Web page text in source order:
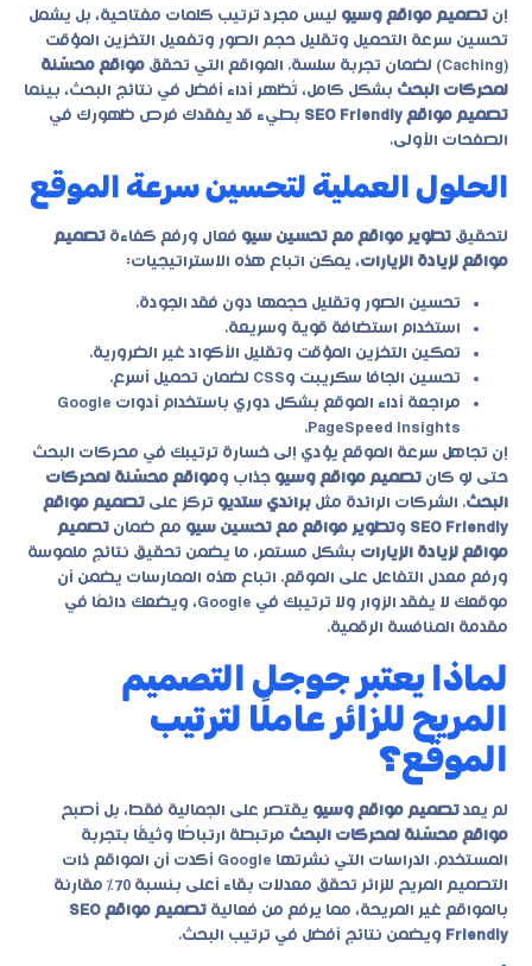
إن تصميم مواقع وسيو ليس مجرد ترتيب كلمات مفتاحية، بل يشمل
تحسين سرعة التحميل وتقليل حجم الصور وتفعيل التخزين المؤقت
(Caching) لضمان تجربة سلسة. المواقع التي تحقق
مواقع محسّنة
لمحركات البحث بشكل كامل، تُظهر أداء أفضل في نتائج البحث، بينما
تصميم مواقع SEO Friendly
بطيء قد يفقدك فرص ظهورك في
الصفحات الأولى.
الحلول العملية لتحسين سرعة الموقع
لتحقيق تطوير مواقع مع تحسين سيو فعال ورفع كفاءة تصميم
مواقع لزيادة الزيارات، يمكن اتباع هذه الاستراتيجيات:
تحسين الصور وتقليل حجمها دون فقد الجودة.
استخدام استضافة قوية وسريعة.
تمكين التخزين المؤقت وتقليل الأكواد غير الضرورية.
تحسين الجافا سكريبت وCSS لضمان تحميل أسرع.
مراجعة أداء الموقع بشكل دوري باستخدام أدوات Google
PageSpeed Insights.
إن تجاهل سرعة الموقع يؤدي إلى خسارة ترتيبك في محركات البحث
حتى لو كان تصميم مواقع وسيو جذاب ومواقع محسّنة لمحركات
البحث. الشركات الرائدة مثل براندي ستديو تركز على تصميم مواقع
SEO Friendly وتطوير مواقع مع تحسين سيو مع ضمان تصميم
مواقع لزيادة الزيارات بشكل مستمر، ما يضمن تحقيق نتائج ملموسة
ورفع معدل التفاعل على الموقع. اتباع هذه الممارسات يضمن أن
موقعك لا يفقد الزوار ولا ترتيبك في Google، ويضعك دائمًا في
مقدمة المنافسة الرقمية.
لماذا يعتبر جوجل التصميم
المريح للزائر عاملًا لترتيب
الموقع؟
لم يعد تصميم مواقع وسيو يقتصر على الجمالية فقط، بل أصبح
مواقع محسّنة لمحركات البحث مرتبطة ارتباطًا وثيقًا بتجربة
المستخدم. الدراسات التي نشرتها Google أكدت أن المواقع ذات
التصميم المريح للزائر تحقق معدلات بقاء أعلى بنسبة 70% مقارنة
بالمواقع غير المريحة، مما يرفع من فعالية
تصميم مواقع SEO
Friendly ويضمن نتائج أفضل في ترتيب البحث.